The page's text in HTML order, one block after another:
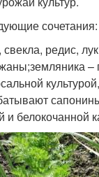
сочетания:
свекла, редис,
белокочанной